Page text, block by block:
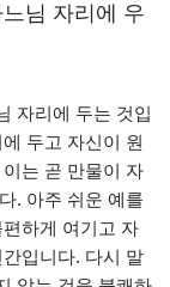
님 자리에 우
자리에 두는 것입
두고 자신이 원
는 곧 만물이 자
. 아주 쉬운 예를
하게 여기고 자
입니다. 다시 말